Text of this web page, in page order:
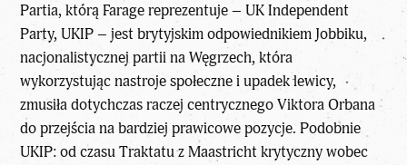
Partia, którą Farage reprezentuje – UK Independent
Party, UKIP – jest brytyjskim odpowiednikiem Jobbiku,
nacjonalistycznej partii na Węgrzech, która
wykorzystując nastroje społeczne i upadek lewicy,
zmusiła dotychczas raczej centrycznego Viktora Orbana
do przejścia na bardziej prawicowe pozycje. Podobnie
UKIP: od czasu Traktatu z Maastricht krytyczny wobec